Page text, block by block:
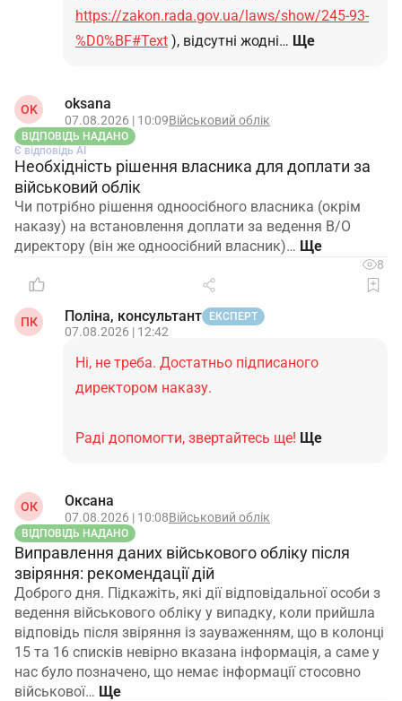
https://zakon.rada.gov.ua/laws/show/245-93-
%D0%BF#Text ), відсутні жодні… Ще
OK oksana
07.08.2026 | 10:09Військовий облік
ВІДПОВІДЬ НАДАНО
Є відповідь АІ
Необхідність рішення власника для доплати за
військовий облік
Чи потрібно рішення одноосібного власника (окрім
наказу) на встановлення доплати за ведення В/О
директору (він же одноосібний власник)…
8
ПК Поліна, консультант ЕКСПЕРТ
07.08.2026 | 12:42
Ні, не треба. Достатньо підписаного
директором наказу.
Раді допомогти, звертайтесь ще! Ще
ОК Оксана
07.08.2026 | 10:08Військовий облік
ВІДПОВІДЬ НАДАНО
Виправлення даних військового обліку після
звіряння: рекомендації дій
Доброго дня. Підкажіть, які дії відповідальної особи з
ведення військового обліку у випадку, коли прийшла
відповідь після звіряння із зауваженням, що в колонці
15 та 16 списків невірно вказана інформація, а саме у
нас було позначено, що немає інформації стосовно
військової…